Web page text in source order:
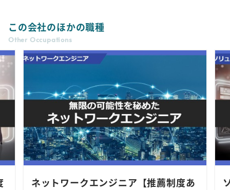
この会社のほかの職種
Other Occupations
ネットワークエンジニア【推薦制度あ